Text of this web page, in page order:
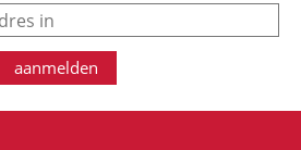
e-mail
aanmelden